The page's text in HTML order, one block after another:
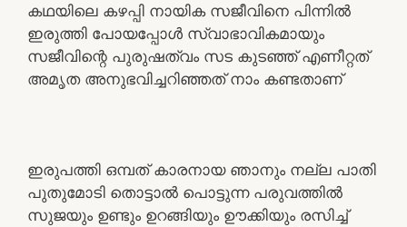
കഥയിലെ കഴപ്പി നായിക സജീവിനെ പിന്നിൽ
ഇരുത്തി പോയപ്പോൾ സ്വാഭാവികമായും
സജീവിന്റെ പുരുഷത്വം സട കുടഞ്ഞ് എണീറ്റത്
അമൃത അനുഭവിച്ചറിഞ്ഞത് നാം കണ്ടതാണ്
ഇരുപത്തി ഒമ്പത് കാരനായ ഞാനും നല്ല പാതി
പുതുമോടി തൊട്ടാൽ പൊട്ടുന്ന പരുവത്തിൽ
സുജയും ഉണ്ടും ഉറങ്ങിയും ഊക്കിയും രസിച്ച്